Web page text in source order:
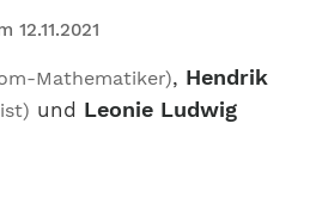
Mathematiker), Hendrik
und Leonie Ludwig